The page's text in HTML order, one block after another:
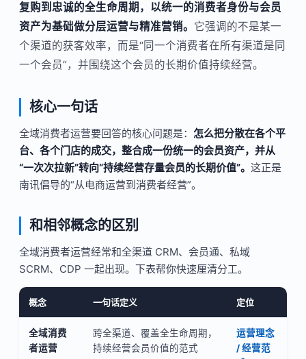
复购到忠诚的全生命周期，以统一的消费者身份与会员
资产为基础做分层运营与精准营销。 它强调的不是某一
个渠道的获客效率，而是“同一个消费者在所有渠道是同
一个会员”，并围绕这个会员的长期价值持续经营。
核心一句话
全域消费者运营要回答的核心问题是： 怎么把分散在各个平
台、各个门店的成交，整合成一份统一的会员资产，并从
“一次次拉新”转向“持续经营存量会员的长期价值”。 这正是
南讯倡导的“从电商运营到消费者经营”。
和相邻概念的区别
全域消费者运营经常和全渠道 CRM、会员通、私域
SCRM、CDP 一起出现。下表帮你快速厘清分工。
概念 一句话定义 定位
全域消费
者运营
跨全渠道、覆盖全生命周期，
持续经营会员价值的范式
运营理念
/ 经营范